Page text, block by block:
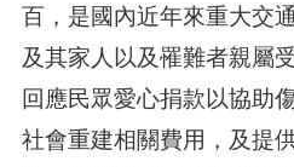
百，是國內近年來重大交
及其家人以及罹難者親屬
回應民眾愛心捐款以協助
社會重建相關費用，及提